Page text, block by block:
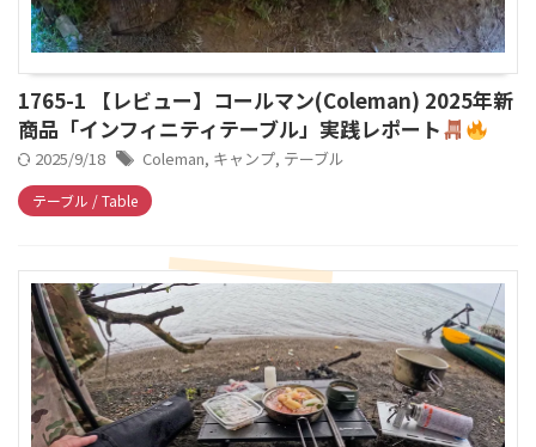
1765-1 【レビュー】コールマン(Coleman) 2025年新
商品「インフィニティテーブル」実践レポート
2025/9/18 Coleman, キャンプ, テーブル
テーブル / Table